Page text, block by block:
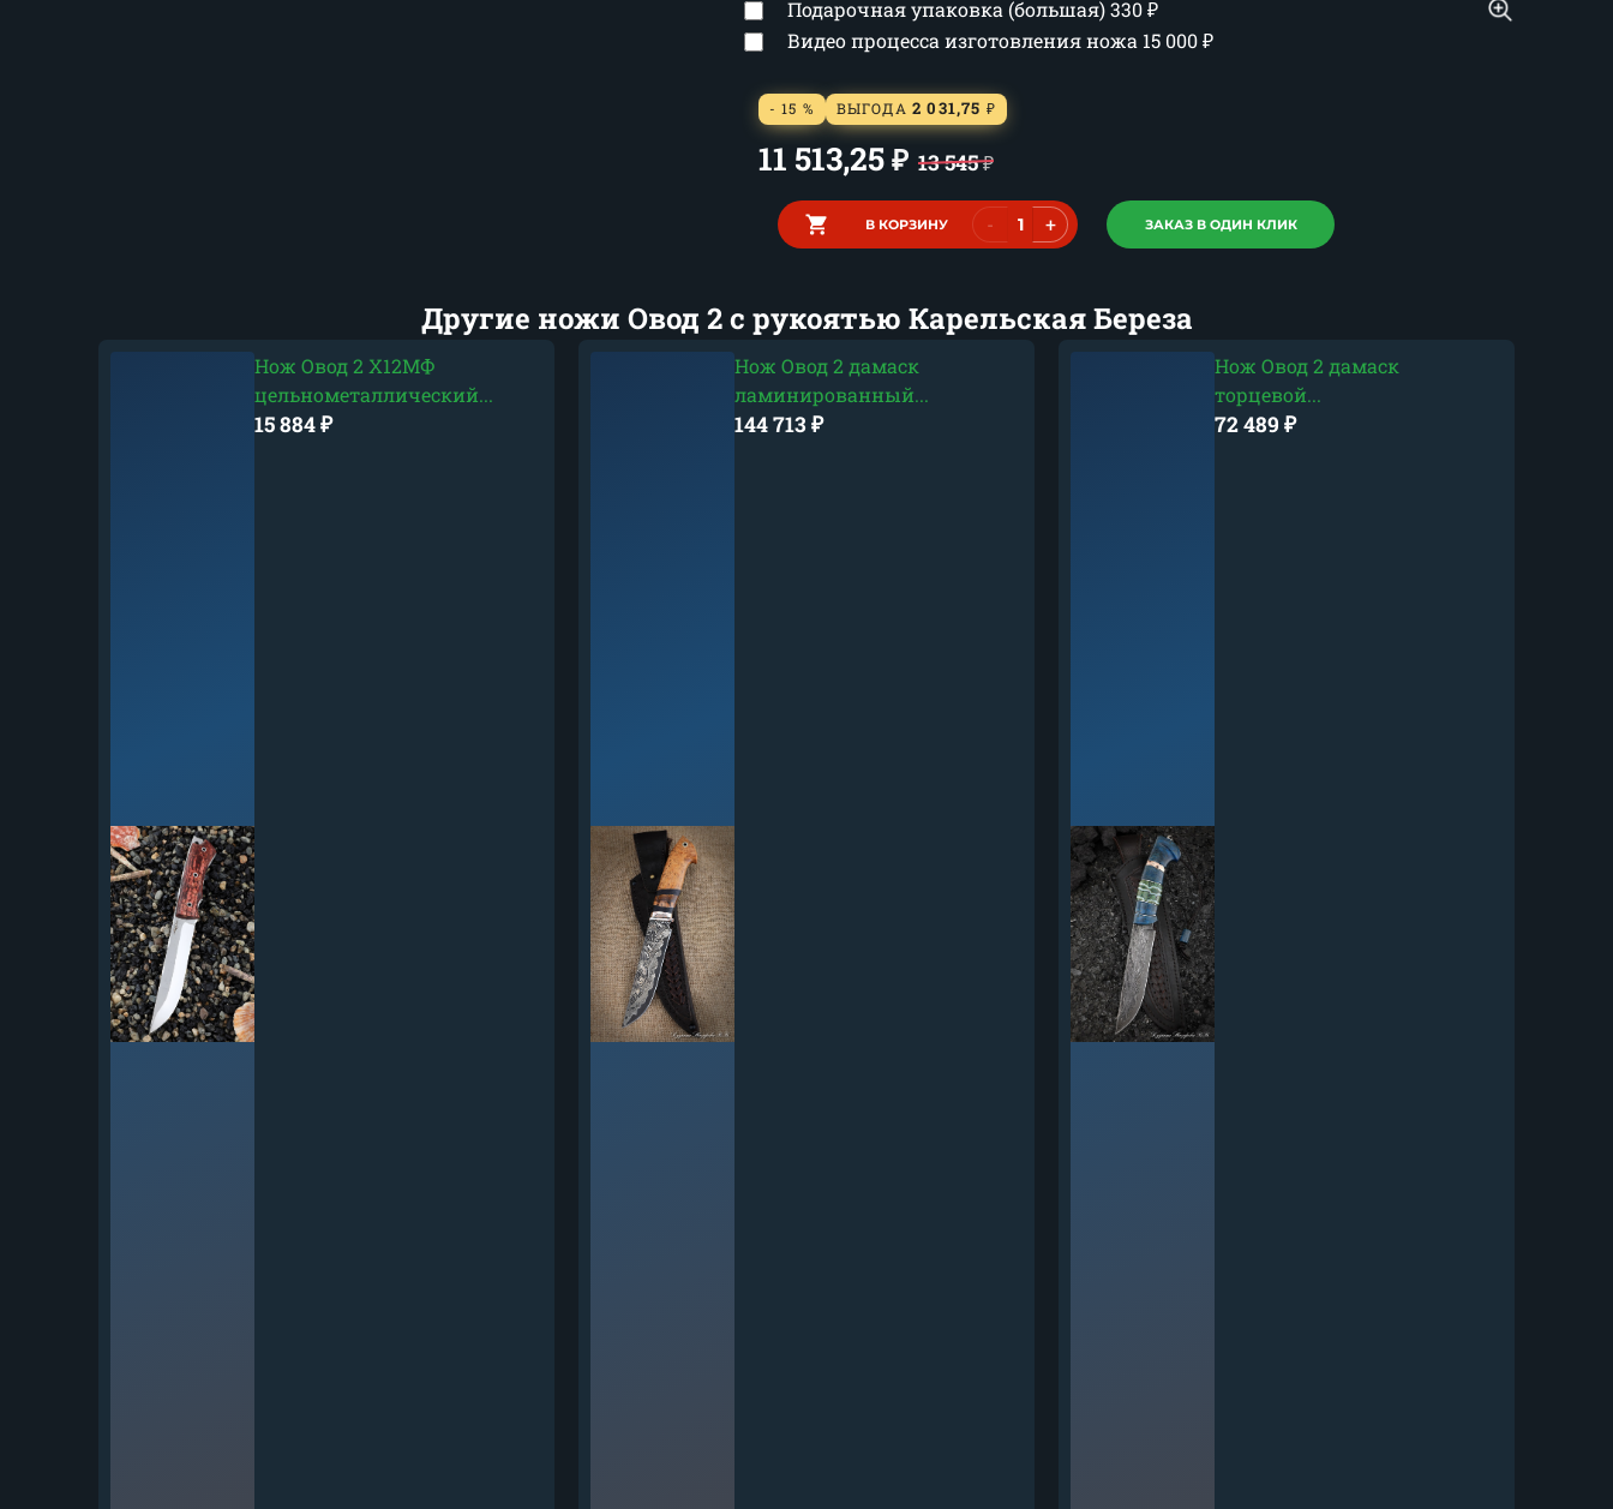
Подарочная упаковка (большая)330₽
Видео процесса изготовления ножа 15 000₽
- 15 % ВЫГОДА 2 031,75 ₽
11 513,25₽ 13 545₽
В КОРЗИНУ - + ЗАКАЗ В ОДИН КЛИК
Другие ножи Овод 2 с рукоятью Карельская Береза
Нож Овод 2 Х12МФ
цельнометаллический...
15 884₽
Нож Овод 2 дамаск
ламинированный...
144 713 ₽
Нож Овод 2 дамаск
торцевой...
72 489 ₽